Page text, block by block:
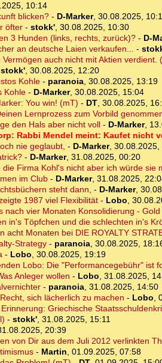
10:14
blicken?- D-Marker, 30.08.2025,
öfter- stokk', 30.08.2025, 10:30
3 Hunden (links, rechts, zurück)?- D-
an deutsche Laien verkaufen... -
Vermögen auch nicht mit Aktien verdient.
stokk', 30.08.2025, 12:20
Kohle- paranoia, 30.08.2025, 13:19
Kohle- D-Marker, 30.08.2025, 15:04
You win! (mT) - DT, 30.08.2025,
Lernprozess zum Vorbild
den Hals aber nicht voll- D-Marker,
Rabbi Mendel meint: Kaufet nicht
nie geglaubt, - D-Marker, 30.08.2025,
- D-Marker, 31.08.2025, 00:20
die Firma Kohl's nicht aber ich würde sie
im Club- D-Marker, 31.08.2025,
steht dann, - D-Marker,
1987 viel Flexibilität- Lobo,
nach vier Monaten Konsolidierung -
in's Töpfchen und die schlechten in's
acht Monaten bei DIE ROYALTY
Strategy- paranoia, 30.08.2025,
- Lobo, 30.08.2025, 19:19
Lobo: Die "Performancegebühr" ist
Anleger wollen - Lobo, 31.08.2025,
- paranoia, 31.08.2025, 14:50
sich lächerlich zu machen - Lobo,
Griechische
- stokk', 31.08.2025, 15:11
20:39
von Dir aus dem Juli 2012 verlinkten
- Martin, 01.09.2025, 07:58